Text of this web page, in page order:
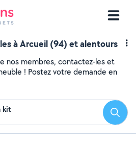
à Arcueil (94) et alentours
nos membres, contactez-les et
! Postez votre demande en
kit